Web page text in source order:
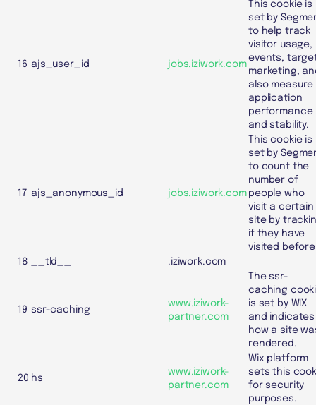
16 ajs_user_id jobs.iziwork.com
This cookie is
set by
to help track
visitor usage,
events,
marketing,
also measure
application
performance
and stability.
17 ajs_anonymous_id jobs.iziwork.com
This cookie is
set by
to count the
number of
people who
visit a certain
site by
if they have
visited
18
__tld__ .iziwork.com
19 ssr-caching
www.iziwork-
partner.com
The ssr-
caching
is set by WIX
and indicates
how a site
rendered.
20 hs
www.iziwork-
partner.com
Wix platform
sets this
for security
purposes.